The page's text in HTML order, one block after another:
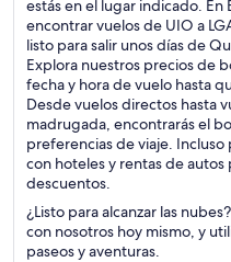
estás en el lugar indicado.
encontrar vuelos de UIO a
listo para salir unos días de
Explora nuestros precios de
fecha y hora de vuelo hasta
Desde vuelos directos hasta
madrugada, encontrarás el
preferencias de viaje.
con hoteles y rentas de
descuentos.
¿Listo para alcanzar las
con nosotros hoy mismo, y
paseos y aventuras.